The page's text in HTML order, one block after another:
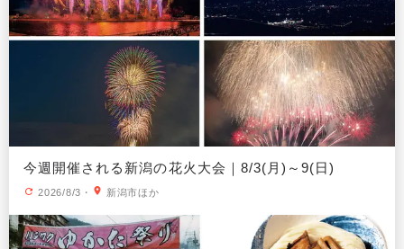
今週開催される新潟の花火大会｜8/3(月)～9(日)
2026/8/3 ・ 新潟市ほか